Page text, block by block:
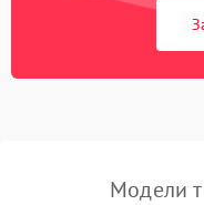
Модели